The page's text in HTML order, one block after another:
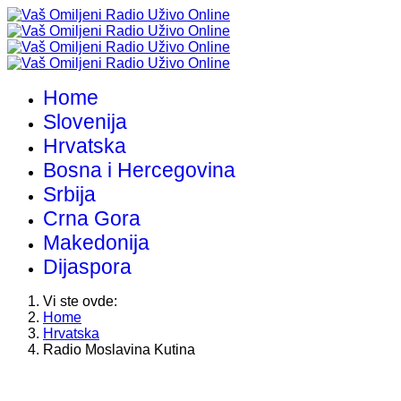
Home
Slovenija
Hrvatska
Bosna i Hercegovina
Srbija
Crna Gora
Makedonija
Dijaspora
Vi ste ovde:
Home
Hrvatska
Radio Moslavina Kutina